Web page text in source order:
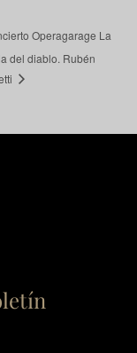
Operagarage La
del diablo. Rubén